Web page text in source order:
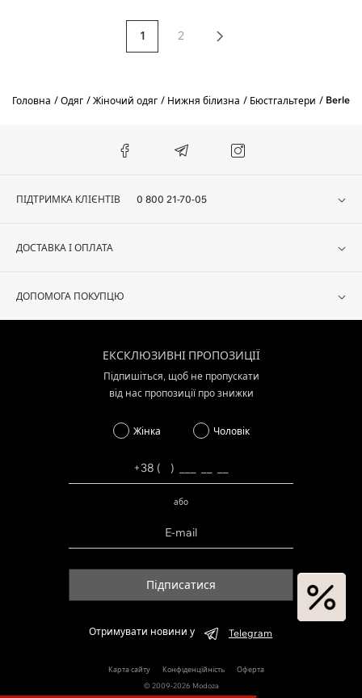
1 2
Головна Одяг Жіночий одяг Нижня білизна Бюстгальтери Berlei
ПІДТРИМКА КЛІЄНТІВ 0 800 21-70-05
ДОСТАВКА І ОПЛАТА
ДОПОМОГА ПОКУПЦЮ
ЕКСКЛЮЗИВНІ ПРОПОЗИЦІЇ
Підпишіться, щоб не пропускати
від нас пропозиції про знижки
Жінка Чоловік
або
Підписатися
Отримувати новини у Telegram
Карта сайту Конфіденційність
Оферта
© 2009-2026 Modoza